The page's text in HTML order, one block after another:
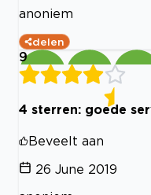
anoniem
delen
9
4 sterren: goede
Beveelt aan
26 June 2019